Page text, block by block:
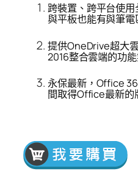
跨裝置、跨平台使
與平板也能有與筆電
提供OneDrive超大
2016整合雲端的功
永保最新，Office
間取得Office最新的